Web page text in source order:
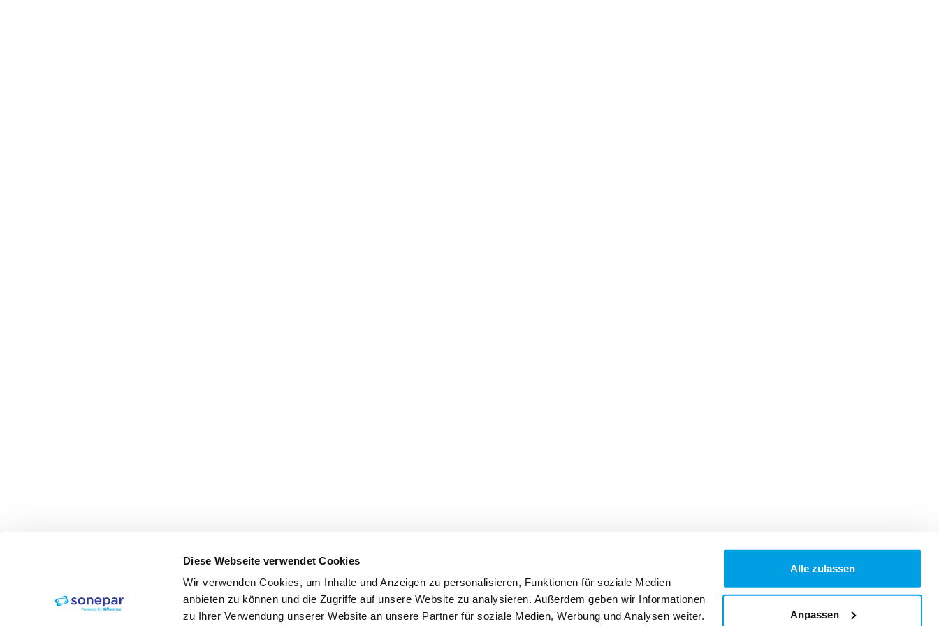
Diese Webseite verwendet Cookies
Wir verwenden Cookies, um Inhalte und Anzeigen zu personalisieren, Funktionen für soziale Medien
anbieten zu können und die Zugriffe auf unsere Website zu analysieren. Außerdem geben wir Informationen
zu Ihrer Verwendung unserer Website an unsere Partner für soziale Medien, Werbung und Analysen weiter.
Alle zulassen
Anpassen